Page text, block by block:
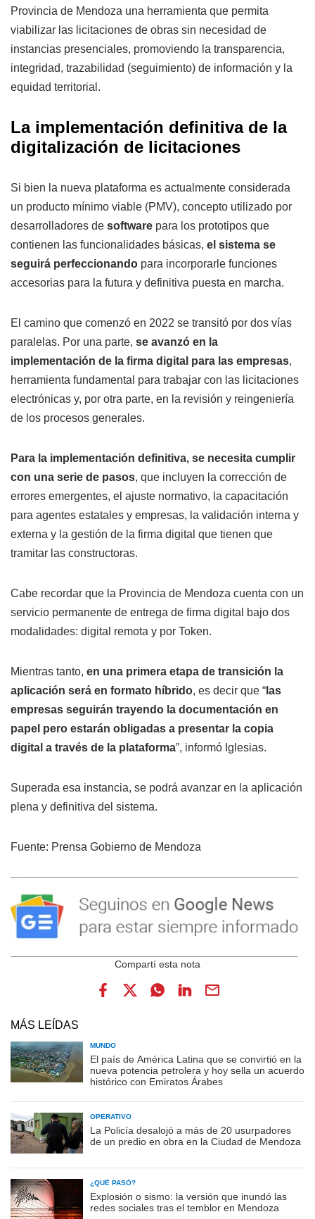
Provincia de Mendoza una herramienta que permita
viabilizar las licitaciones de obras sin necesidad de
instancias presenciales, promoviendo la transparencia,
integridad, trazabilidad (seguimiento) de información y la
equidad territorial.
La implementación definitiva de la
digitalización de licitaciones
Si bien la nueva plataforma es actualmente considerada
un producto mínimo viable (PMV), concepto utilizado por
desarrolladores de software para los prototipos que
contienen las funcionalidades básicas, el sistema se
seguirá perfeccionando para incorporarle funciones
accesorias para la futura y definitiva puesta en marcha.
El camino que comenzó en 2022 se transitó por dos vías
paralelas. Por una parte, se avanzó en la
implementación de la firma digital para las empresas,
herramienta fundamental para trabajar con las licitaciones
electrónicas y, por otra parte, en la revisión y reingeniería
de los procesos generales.
Para la implementación definitiva, se necesita cumplir
con una serie de pasos, que incluyen la corrección de
errores emergentes, el ajuste normativo, la capacitación
para agentes estatales y empresas, la validación interna y
externa y la gestión de la firma digital que tienen que
tramitar las constructoras.
Cabe recordar que la Provincia de Mendoza cuenta con un
servicio permanente de entrega de firma digital bajo dos
modalidades: digital remota y por Token.
Mientras tanto, en una primera etapa de transición la
aplicación será en formato híbrido, es decir que “ las
empresas seguirán trayendo la documentación en
papel pero estarán obligadas a presentar la copia
digital a través de la plataforma”, informó Iglesias.
Superada esa instancia, se podrá avanzar en la aplicación
plena y definitiva del sistema.
Fuente: Prensa Gobierno de Mendoza
MÁS LEÍDAS
MUNDO
El país de América Latina que se convirtió en la
nueva potencia petrolera y hoy sella un acuerdo
histórico con Emiratos Árabes
OPERATIVO
La Policía desalojó a más de 20 usurpadores
de un predio en obra en la Ciudad de Mendoza
¿QUÉ PASÓ?
Explosión o sismo: la versión que inundó las
redes sociales tras el temblor en Mendoza